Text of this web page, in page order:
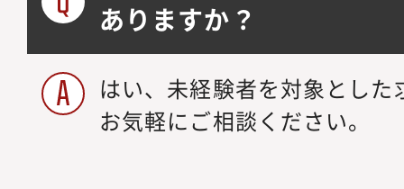
ありますか？
はい、未経験者を対象とし
お気軽にご相談ください。